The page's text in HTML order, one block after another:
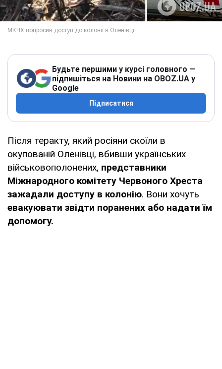
Будьте першими у курсі головного —
підпишіться на Новини на OBOZ.UA у
Google
Підписатися
Після теракту, який росіяни скоїли в
окупованій Оленівці, вбивши українських
військовополонених, представники
Міжнародного комітету Червоного Хреста
зажадали доступу в колонію. Вони хочуть
евакуювати звідти поранених або надати їм
допомогу.